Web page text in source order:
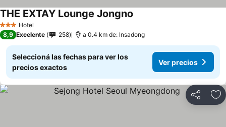
3 Estrellas
Hotel
THE EXTAY Lounge Jongno
8,9 Excelente 258 a 0.4 km de: Insadong
Seleccioná las fechas para ver los
precios exactos
Ver precios
Compartir